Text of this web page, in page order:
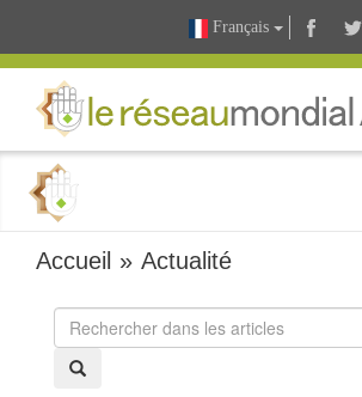
Français
Accueil »Actualité